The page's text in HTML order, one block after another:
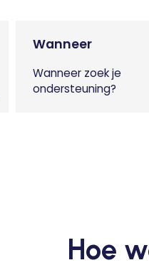
Wanneer
Wanneer zoek je
ondersteuning?
Hoe